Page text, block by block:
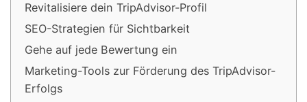
Revitalisiere dein TripAdvisor-Profil
SEO-Strategien für Sichtbarkeit
Gehe auf jede Bewertung ein
Marketing-Tools zur Förderung des TripAdvisor-
Erfolgs